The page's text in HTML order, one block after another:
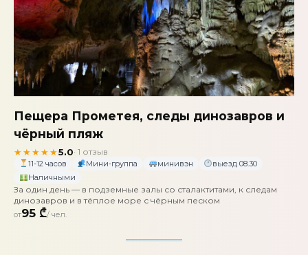
Пещера Прометея, следы динозавров и
чёрный пляж
★★★★★5.0· 1 отзыв
11-12 часов Мини-группа минивэн
выезд 08.30
Наличными
За один день — в подземные залы со сталактитами, к следам
динозавров и в тёплое море с чёрным песком
от95 ₾/ чел.